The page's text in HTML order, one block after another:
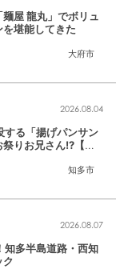
大府市
屋 龍丸」でボリュ
堪能してきた
知多市
2026.08.04
する「揚げパンサン
りお兄さん!?【ち
2026.08.07
知多半島道路・西知
ク